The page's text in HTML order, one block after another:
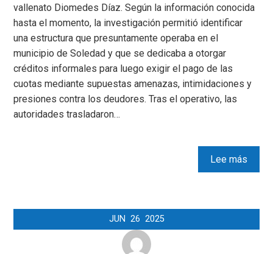
vallenato Diomedes Díaz. Según la información conocida
hasta el momento, la investigación permitió identificar
una estructura que presuntamente operaba en el
municipio de Soledad y que se dedicaba a otorgar
créditos informales para luego exigir el pago de las
cuotas mediante supuestas amenazas, intimidaciones y
presiones contra los deudores. Tras el operativo, las
autoridades trasladaron…
Lee más
JUN 26 2025